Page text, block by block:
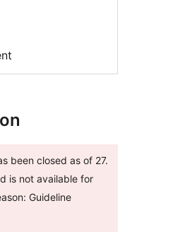
been closed as of 27.
is not available for
Guideline